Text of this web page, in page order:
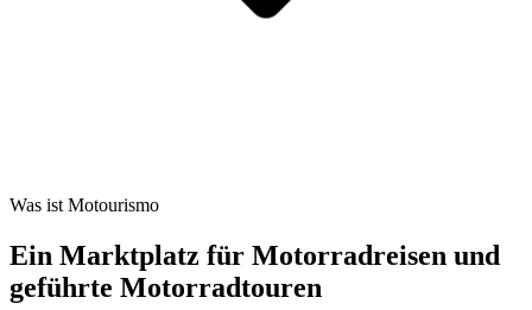
Was ist Motourismo
Ein Marktplatz für Motorradreisen und
geführte Motorradtouren